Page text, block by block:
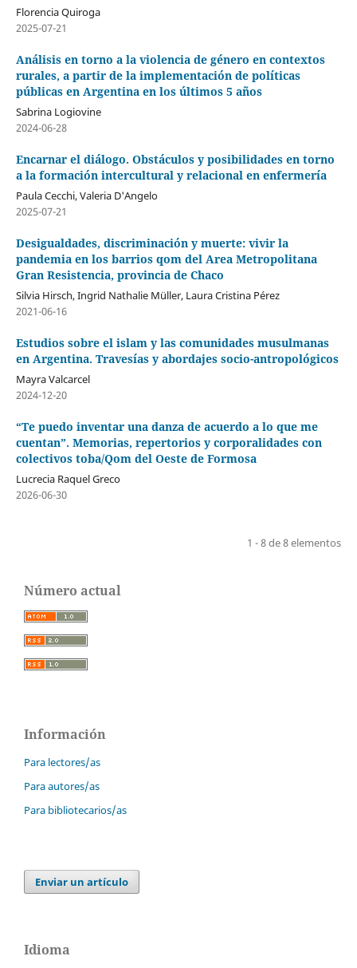
Florencia Quiroga
2025-07-21
Análisis en torno a la violencia de género en contextos
rurales, a partir de la implementación de políticas
públicas en Argentina en los últimos 5 años
Sabrina Logiovine
2024-06-28
Encarnar el diálogo. Obstáculos y posibilidades en torno
a la formación intercultural y relacional en enfermería
Paula Cecchi, Valeria D'Angelo
2025-07-21
Desigualdades, discriminación y muerte: vivir la
pandemia en los barrios qom del Area Metropolitana
Gran Resistencia, provincia de Chaco
Silvia Hirsch, Ingrid Nathalie Müller, Laura Cristina Pérez
2021-06-16
Estudios sobre el islam y las comunidades musulmanas
en Argentina. Travesías y abordajes socio-antropológicos
Mayra Valcarcel
2024-12-20
“Te puedo inventar una danza de acuerdo a lo que me
cuentan”. Memorias, repertorios y corporalidades con
colectivos toba/Qom del Oeste de Formosa
Lucrecia Raquel Greco
2026-06-30
1 - 8 de 8 elementos
Número actual
Información
Para lectores/as
Para autores/as
Para bibliotecarios/as
Enviar un artículo
Idioma